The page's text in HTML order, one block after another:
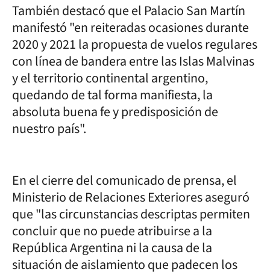
También destacó que el Palacio San Martín
manifestó "en reiteradas ocasiones durante
2020 y 2021 la propuesta de vuelos regulares
con línea de bandera entre las Islas Malvinas
y el territorio continental argentino,
quedando de tal forma manifiesta, la
absoluta buena fe y predisposición de
nuestro país".
En el cierre del comunicado de prensa, el
Ministerio de Relaciones Exteriores aseguró
que "las circunstancias descriptas permiten
concluir que no puede atribuirse a la
República Argentina ni la causa de la
situación de aislamiento que padecen los